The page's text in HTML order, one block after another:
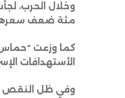
وخلال الحرب،
مئة ضعف سعرها الأصلي، إذ
كما وزعت
الأستهدافات
وفي ظل النقص